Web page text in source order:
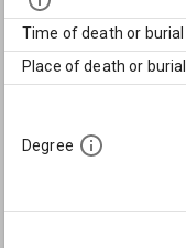
Time of death or burial
Place of death or burial
Degree